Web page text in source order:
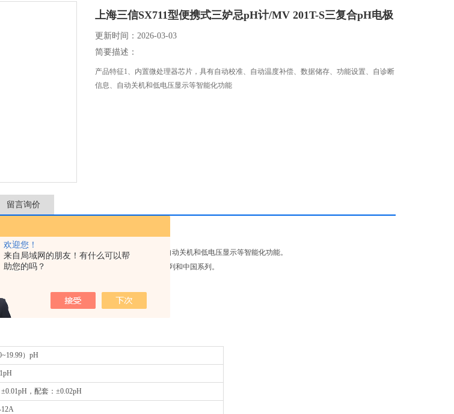
欢迎您！
来自局域网的朋友！有什么可以帮
助您的吗？
上海三信SX711型便携式三妒忌pH计/MV 201T-S三复合pH电极
更新时间：2026-03-03
简要描述：
产品特征1、内置微处理器芯片，具有自动校准、自动温度补偿、数据储存、功能设置、自诊断
信息、自动关机和低电压显示等智能化功能
留言询价
动温度补偿、数据储存、功能设置、自诊断信息、自动关机和低电压显示等智能化功能。
系列的标准缓冲溶液可以选择：欧美系列，NIST系列和中国系列。
测量模式。
场使用。
）pH
，配套：±0.02pH